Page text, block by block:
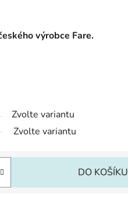
výrobce Fare.
Zvolte variantu
Zvolte variantu
DO KOŠÍKU